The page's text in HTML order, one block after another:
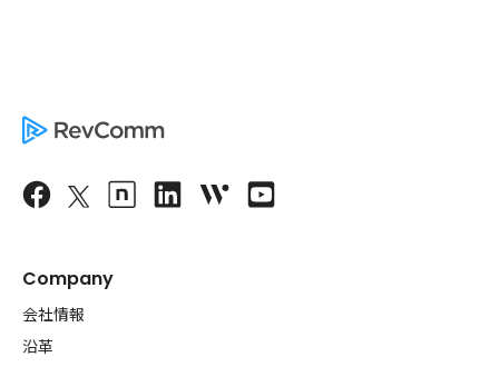
Company
会社情報
沿革